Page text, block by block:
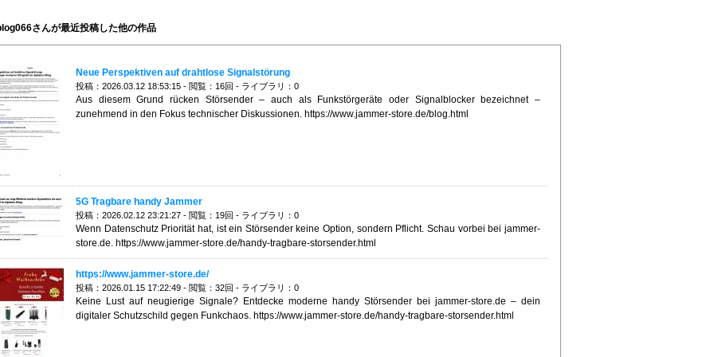
さんが最近投稿した他の作品
Neue Perspektiven auf drahtlose Signalstörung
投稿：2026.03.12 18:53:15 - 閲覧：16回 - ライブラリ：0
Aus diesem Grund rücken Störsender – auch als Funkstörgeräte oder Signalblocker bezeichnet –
zunehmend in den Fokus technischer Diskussionen. https://www.jammer-store.de/blog.html
5G Tragbare handy Jammer
投稿：2026.02.12 23:21:27 - 閲覧：19回 - ライブラリ：0
Wenn Datenschutz Priorität hat, ist ein Störsender keine Option, sondern Pflicht. Schau vorbei bei jammer-
store.de. https://www.jammer-store.de/handy-tragbare-storsender.html
https://www.jammer-store.de/
投稿：2026.01.15 17:22:49 - 閲覧：32回 - ライブラリ：0
Keine Lust auf neugierige Signale? Entdecke moderne handy Störsender bei jammer-store.de – dein
digitaler Schutzschild gegen Funkchaos. https://www.jammer-store.de/handy-tragbare-storsender.html